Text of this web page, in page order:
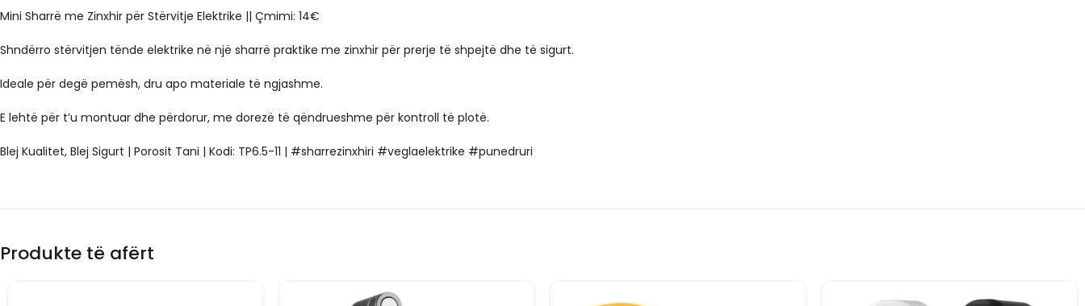
Mini Sharrë me Zinxhir për Stërvitje Elektrike || Çmimi: 14€
Shndërro stërvitjen tënde elektrike në një sharrë praktike me zinxhir për prerje të shpejtë dhe të sigurt.
Ideale për degë pemësh, dru apo materiale të ngjashme.
E lehtë për t’u montuar dhe përdorur, me dorezë të qëndrueshme për kontroll të plotë.
Blej Kualitet, Blej Sigurt | Porosit Tani | Kodi: TP6.5-11 | #sharrezinxhiri #veglaelektrike #punedruri
Produkte të afërt